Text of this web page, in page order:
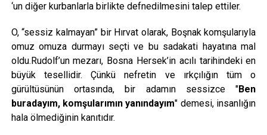
‘un diğer kurbanlarla birlikte defnedilmesini talep ettiler.
O, “sessiz kalmayan” bir Hırvat olarak, Boşnak komşularıyla
omuz omuza durmayı seçti ve bu sadakati hayatına mal
oldu.Rudolf’un mezarı, Bosna Hersek’in acılı tarihindeki en
büyük tesellidir. Çünkü nefretin ve ırkçılığın tüm o
gürültüsünün ortasında, bir adamın sessizce "Ben
buradayım, komşularımın yanındayım" demesi, insanlığın
hala ölmediğinin kanıtıdır.